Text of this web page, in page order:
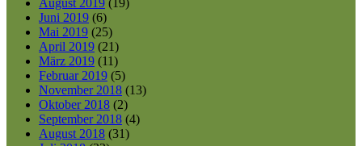
August 2019 (19)
Juni 2019 (6)
Mai 2019 (25)
April 2019 (21)
März 2019 (11)
Februar 2019 (5)
November 2018 (13)
Oktober 2018 (2)
September 2018 (4)
August 2018 (31)